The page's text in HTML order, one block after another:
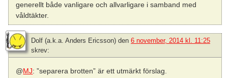
generellt både vanligare och allvarligare i samband med
våldtäkter.
Dolf (a.k.a. Anders Ericsson) den 6 november, 2014 kl. 11:25
skrev:
@MJ: ”separera brotten” är ett utmärkt förslag.